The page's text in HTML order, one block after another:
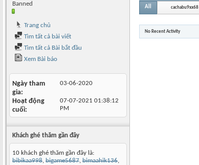
Banned
Trang chủ
Tìm tất cả bài viết
Tìm tất cả Bài bắt đầu
Xem Bài báo
Ngày tham
gia
03-06-2020
Hoạt động
cuối
07-07-2021 01:38:12
PM
Khách ghé thăm gần đây
10 khách ghé thăm gần đây là:
bibikaa998, bigame5687, bimaahik136,
All cachabu9xx68
No Recent Activity